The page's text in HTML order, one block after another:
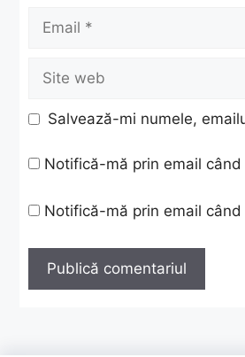
Email
Site
web
Salvează-mi numele,
Notifică-mă prin email
Notifică-mă prin email